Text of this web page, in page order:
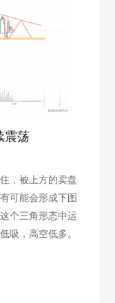
震荡
，被上方的卖盘
可能会形成下图
个三角形态中运
吸，高空低多。